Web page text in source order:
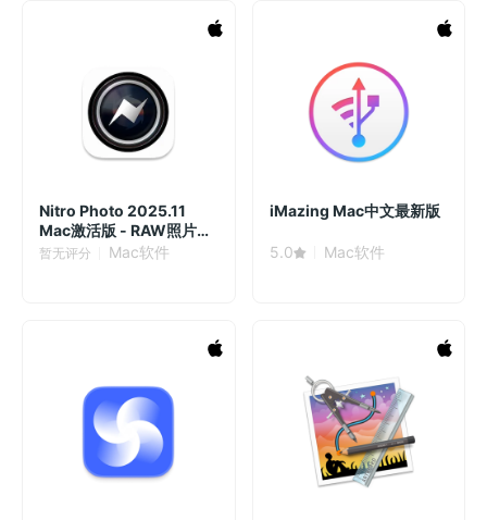
Nitro Photo 2025.11
Mac激活版 - RAW照片编
辑与管理神器
暂无评分 Mac软件
iMazing Mac中文最新版
5.0 Mac软件